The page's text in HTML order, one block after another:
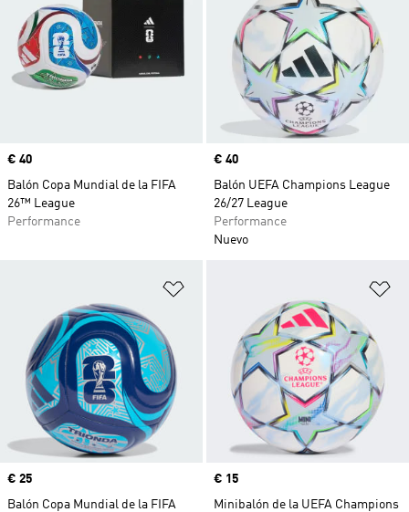
Precio
€ 40
Balón Copa Mundial de la FIFA
26™ League
Performance
Precio
€ 40
Balón UEFA Champions League
26/27 League
Performance
Nuevo
Precio
€ 25
Balón Copa Mundial de la FIFA
Precio
€ 15
Minibalón de la UEFA Champions